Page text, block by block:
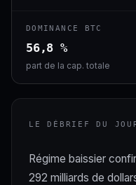
DOMINANCE BTC
56,8 %
part de la cap. totale
LE DÉBRIEF DU
Régime baissier
292 milliards de